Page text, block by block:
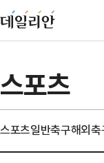
스포츠
스포츠일반축구해외축